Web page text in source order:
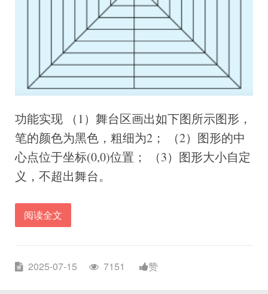
功能实现 （1）舞台区画出如下图所示图形，
笔的颜色为黑色，粗细为2； （2）图形的中
心点位于坐标(0,0)位置； （3）图形大小自定
义，不超出舞台。
阅读全文
2025-07-15 7151 赞